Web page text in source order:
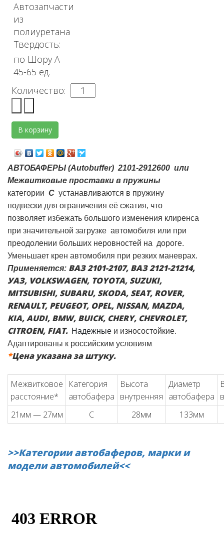
Автозапчасти
из
полиуретана
Твердость:
по Шору А
45-65 ед.
Количество:
АВТОБАФЕРЫ (Autobuffer) 2101-2912600 или
Межвитковые проставки в пружины
категории С устанавливаются в пружину
подвески для ограничения её сжатия, что
позволяет избежать большого изменения клиренса
при значительной загрузке автомобиля или при
преодолении больших неровностей на дороге.
Уменьшает крен автомобиля при резких маневрах.
Применяется: ВАЗ 2101-2107, ВАЗ 2121-21214,
УАЗ, VOLKSWAGEN, TOYOTA, SUZUKI,
MITSUBISHI, SUBARU, SKODA, SEAT, ROVER,
RENAULT, PEUGEOT, OPEL, NISSAN, MAZDA,
KIA, AUDI, BMW, BUICK, CHERY, CHEVROLET,
CITROEN, FIAT. Надежные и износостойкие.
Адаптированы к российским условиям.
*Цена указана за штуку.
Межвитковое
расстояние*
Категория
автобафера
Высота
внутренняя
Диаметр
автобафера
21мм — 27мм
C 28мм 133мм
>>Категории автобаферов, марки и
модели автомобилей<<